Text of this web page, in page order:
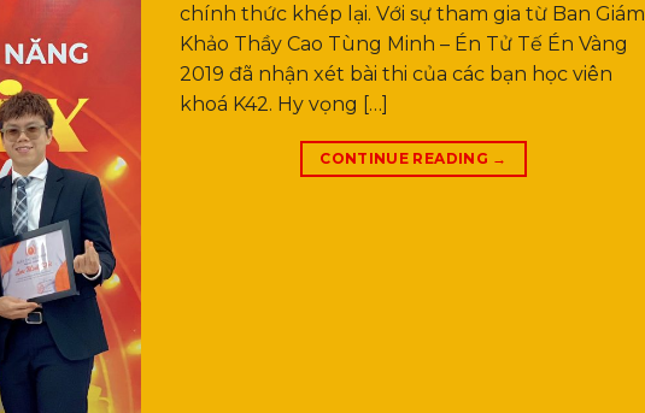
chính thức khép lại. Với sự tham gia từ Ban Giám
Khảo Thầy Cao Tùng Minh – Én Tử Tế Én Vàng
2019 đã nhận xét bài thi của các bạn học viên
khoá K42. Hy vọng […]
CONTINUE READING →